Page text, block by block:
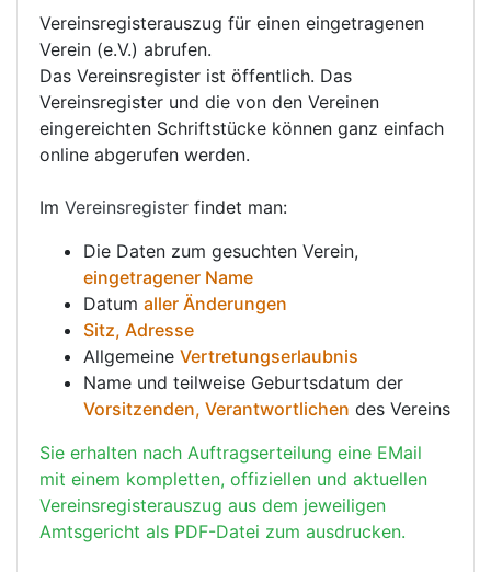
Vereinsregisterauszug für einen eingetragenen
Verein (e.V.) abrufen.
Das Vereinsregister ist öffentlich. Das
Vereinsregister und die von den Vereinen
eingereichten Schriftstücke können ganz einfach
online abgerufen werden.
Im Vereinsregister findet man:
Die Daten zum gesuchten Verein,
eingetragener Name
Datum aller Änderungen
Sitz, Adresse
Allgemeine Vertretungserlaubnis
Name und teilweise Geburtsdatum der
Vorsitzenden, Verantwortlichen des Vereins
Sie erhalten nach Auftragserteilung eine EMail
mit einem kompletten, offiziellen und aktuellen
Vereinsregisterauszug aus dem jeweiligen
Amtsgericht als PDF-Datei zum ausdrucken.